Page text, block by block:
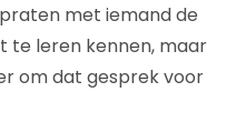
met iemand de
te leren kennen, maar
om dat gesprek voor